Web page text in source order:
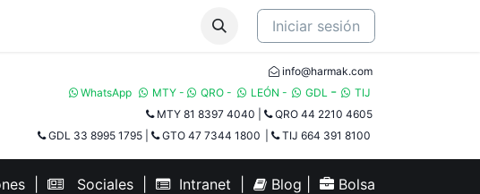
Iniciar sesión
info@harmak.com
WhatsApp
MTY - QRO - LEÓN - GDL -
TIJ​
MTY 81 8397 4040
QRO 44 2210 4605
GDL 33 8995 1795
GTO 47 7344 1800 TIJ 664 391 8100
Sociales Intranet Blog
Bolsa